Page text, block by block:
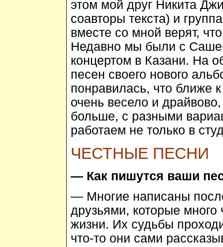
этом мой друг Никита
соавторы текста) и
вместе со мной верят,
Недавно мы были с
концертом в Казани. На
песен своего нового
понравилась, что ближе
очень весело и
больше, с разными
работаем не только в
ЧЕСТНЫЕ ПЕСНИ
— Как пишутся ваши
— Многие написаны
друзьями, которые много
жизни. Их судьбы
что-то они сами